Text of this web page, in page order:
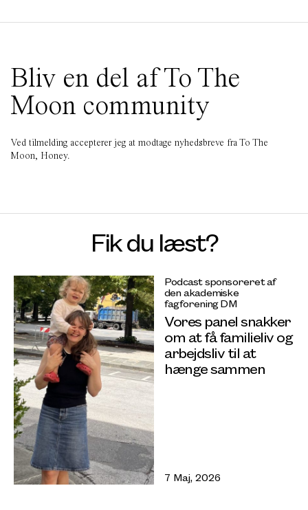
Bliv en del af To The
Moon community
Ved tilmelding accepterer jeg at modtage nyhedsbreve fra To The
Moon, Honey.
Fik du læst?
Podcast sponsoreret af
den akademiske
fagforening DM
Vores panel snakker
om at få familieliv og
arbejdsliv til at
hænge sammen
7 Maj, 2026